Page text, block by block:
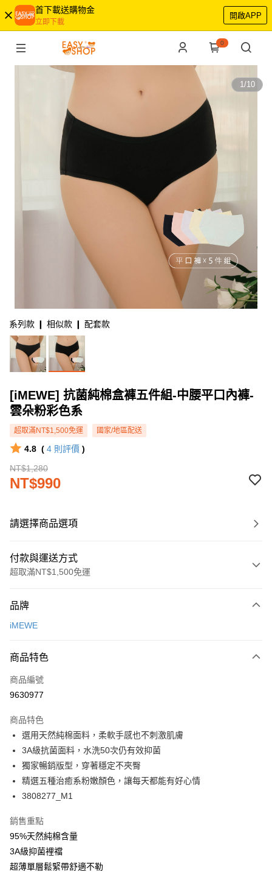
首下載送購物金
立即下載
開啟APP
0
1/10
系列款 ❙ 相似款 ❙ 配套款
[iMEWE] 抗菌純棉盒褲五件組-中腰平口內褲-
雲朵粉彩色系
超取滿NT$1,500免運 國家/地區配送
4.8 ( 4 則評價 )
NT$1,280
NT$990
請選擇商品選項
付款與運送方式
超取滿NT$1,500免運
信用卡一次付款
LINE Pay
Apple Pay
Google Pay
全支付
全盈+PAY
AFTEE先享後付
【關於「AFTEE先享後付」】
AFTEE先享後付是「在收到商品之後才付款」的支付方式。 讓您購物簡單
１．簡單：不需註冊會員、不需綁卡、不需儲值。
２．便利：只要手機號碼，簡訊認證，即可結帳。
ATM付款
運送方式
品牌
iMEWE
商品特色
商品編號
9630977
商品特色
選用天然純棉面料，柔軟手感也不刺激肌膚
3A級抗菌面料，水洗50次仍有效抑菌
獨家暢銷版型，穿著穩定不夾臀
精選五種治癒系粉嫩顏色，讓每天都能有好心情
3808277_M1
銷售重點
95%天然純棉含量
3A級抑菌裡襠
超薄單層鬆緊帶舒適不勒